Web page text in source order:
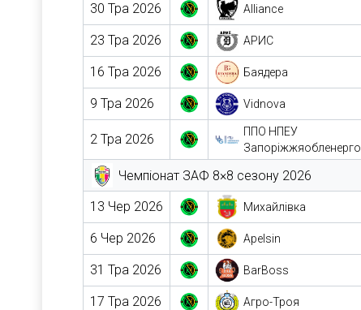
30 Тра 2026 Alliance
23 Тра 2026 АРИС
16 Тра 2026 Баядера
9 Тра 2026 Vidnova
2 Тра 2026
ППО НПЕУ
Запоріжжяобленерго
Чемпіонат ЗАФ 8×8 сезону 2026
13 Чер 2026 Михайлівка
6 Чер 2026 Apelsin
31 Тра 2026 BarBoss
17 Тра 2026 Агро-Троя